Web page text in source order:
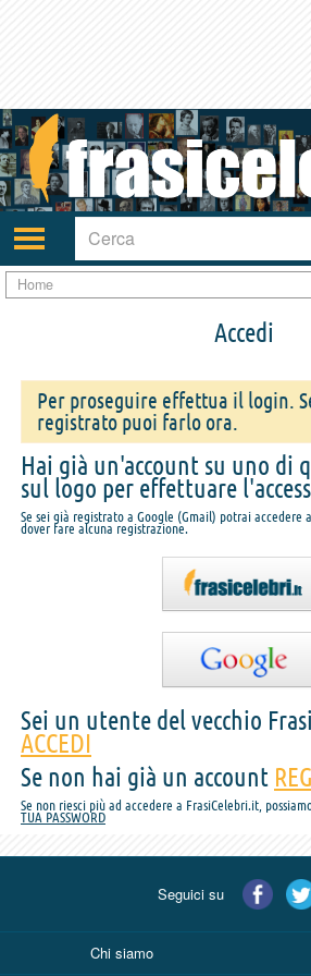
Attiva/disattiva
navigazione
Home
Accedi
Per proseguire effettua il login.
registrato puoi farlo ora.
Hai già un'account su uno di
sul logo per effettuare
Se sei già registrato a Google (Gmail) potrai accedere
dover fare alcuna registrazione.
Sei un utente del vecchio
ACCEDI
Se non hai già un account
Se non riesci più ad accedere a FrasiCelebri.it,
TUA PASSWORD
Seguici su
Chi siamo